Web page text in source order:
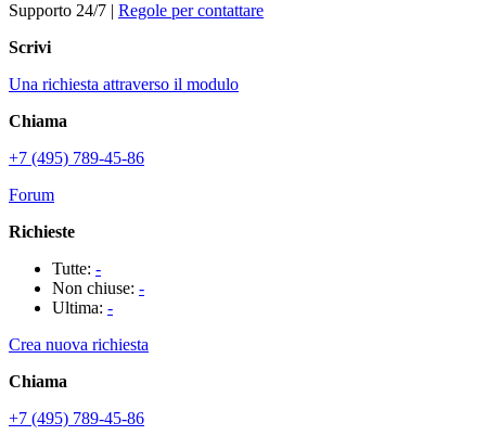
Supporto 24/7 | Regole per contattare
Scrivi
Una richiesta attraverso il modulo
Chiama
+7 (495) 789-45-86
Forum
Richieste
Tutte: -
Non chiuse: -
Ultima: -
Crea nuova richiesta
Chiama
+7 (495) 789-45-86